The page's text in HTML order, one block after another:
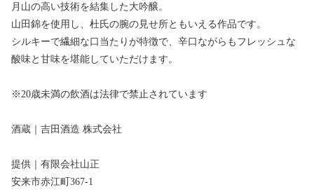
月山の高い技術を結集した大吟醸。
山田錦を使用し、杜氏の腕の見せ所ともいえる作品です。
シルキーで繊細な口当たりが特徴で、辛口ながらもフレッシュな
酸味と甘味を堪能していただけます。
※20歳未満の飲酒は法律で禁止されています
酒蔵｜吉田酒造 株式会社
提供｜有限会社山正
安来市赤江町367-1